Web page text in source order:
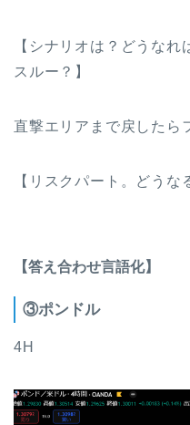
【シナリオは？どうな
スルー？】
直撃エリアまで戻したら
【リスクパート。どうな
【答え合わせ言語化】
③ポンドル
4H